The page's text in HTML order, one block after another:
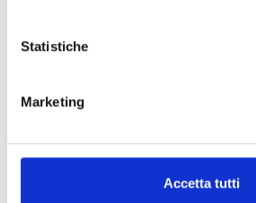
Statistiche
Marketing
Accetta tutti